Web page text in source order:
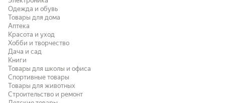
Одежда и обувь
Товары для дома
Аптека
Красота и уход
Хобби и творчество
Дача и сад
Книги
Товары для школы и офиса
Спортивные товары
Товары для животных
Строительство и ремонт